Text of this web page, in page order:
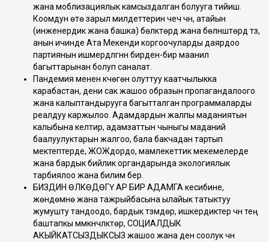
жана моблизациялык камсыздалган болууга тийиш.
Коомдун өтө зарыл милдеттерин чечүү үчүн, атайын
(инженердик жана башка) бөлүктөрдү жана бөлүнүштөрдү түзүү,
анын ичинде Ата Мекенди коргоочуларды даярдоо
партиянын ишмердүүлүгүнүн бирден-бир маанилүү
багыттарынан болуп саналат.
Пандемия менен күчөгөн олуттуу каатчылыкка
карабастан, дени сак жашоо образын пропагандалоого
жана калыптандырууга багытталган программаларды
реалдуу каржылоо. Адамдардын жалпы маданиятын
калыбына келтирүү, адамзаттын чыныгы маданий
баалуулуктарын жалгоо, бала бакчадан тартып
мектептерде, ЖОЖдордо, мамлекеттик мекемелерде
жана бардык бийлик органдарында экологиялык
тарбиялоо жана билим берүү.
БИЗДИН ӨЛКӨДӨГҮ АР БИР АДАМГА кесибине,
жөндөмүнө жана тажрыйбасына ылайык татыктуу
жумушту тандоодо, бардык түзүмдөр, ишкердиктер үчүн тең
баштапкы мүмкүнчүлүктөр, СОЦИАЛДЫК
АКЫЙКАТСЫЗДЫКСЫЗ жашоо жана ден соолук үчүн